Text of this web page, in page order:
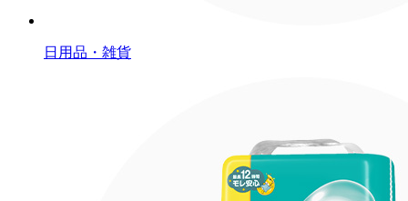
日用品・雑貨